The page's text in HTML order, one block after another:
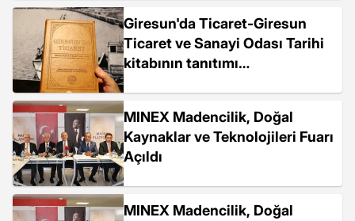
Giresun'da Ticaret-Giresun
Ticaret ve Sanayi Odası Tarihi
kitabının tanıtımı
MINEX Madencilik, Doğal
Kaynaklar ve Teknolojileri Fuarı
Açıldı
MINEX Madencilik, Doğal